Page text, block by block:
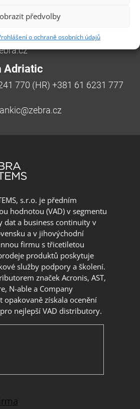
předvolby
o ochraně osobních údajů
Slovensko
499
Adriatic
770 (HR) +381 61 6231 777
s.r.o. je předním
hodnotou (VAD) v segmentu
dat a business continuity v
a v jihovýchodní
firmu s třicetiletou
produktů poskytuje
služby podpory a školení.
značek Acronis, AST,
N-able a Company
opakovaně získala ocenění
nejlepší VAD distributory.